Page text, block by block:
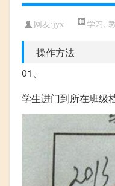
网友:jyx 学习,
操作方法
01、
学生进门到所在班级